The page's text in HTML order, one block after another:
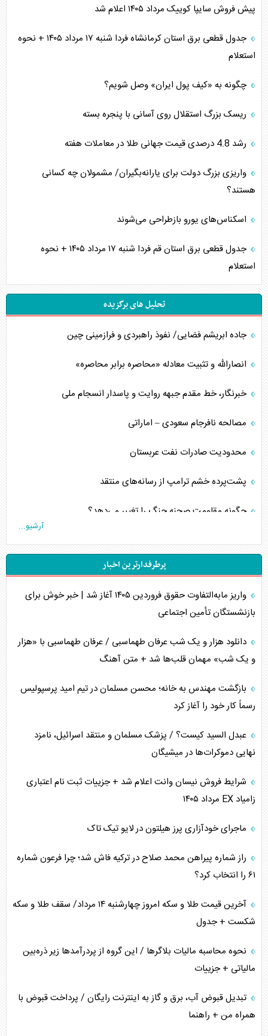
پیش فروش سایپا کوییک مرداد ۱۴۰۵ اعلام شد
جدول قطعی برق استان کرمانشاه فردا شنبه ۱۷ مرداد ۱۴۰۵ + نحوه
استعلام
چگونه به «کیف پول ایران» وصل شویم؟
ریسک بزرگ استقلال روی آسانی با پنجره بسته
رشد 4.8 درصدی قیمت جهانی طلا در معاملات هفته
واریزی بزرگ دولت برای یارانه‌بگیران/ مشمولان چه کسانی
هستند؟
اسکناس‌های یورو بازطراحی می‌شوند
جدول قطعی برق استان قم فردا شنبه ۱۷ مرداد ۱۴۰۵ + نحوه
استعلام
تحلیل های برگزیده
جاده ابریشم فضایی/ نفوذ راهبردی و فرازمینی چین
انصارالله و تثبیت معادله «محاصره برابر محاصره»
خبرنگار، خط مقدم جبهه روایت و پاسدار انسجام ملی
مصالحه نافرجام سعودی – اماراتی
محدودیت صادرات نفت عربستان
پشت‌پرده خشم ترامپ از رسانه‌های منتقد
چگونه مقاومت صحنه جنگ را تغییر می‌دهد؟
تحلیل جامع پدیده تراستی‌ها
تأثیر جنگ ایران و آمریکا بر اقتصاد جهانی
اربعین، کابوس مشترک تل‌آویو-واشنگتن
برنامه هفتم توسعه در نقطه کور سیاستگذاری
کنوانسیون دریای خزر در راستای منافع ملی است؟
اوکراین بازوی مخرب آمریکا در غرب آسیا
اهمیت راهبردی اردن برای آمریکا
پیام، ظرفیت بالفعل‌نشده تجارت ایران
همسویی عربستان با سنتکام علیه متحدان ایران
ترامپ و توهم خلع سلاح حماس
آرشیو...
پرطرفدارترین اخبار
واریز مابه‌التفاوت حقوق فروردین ۱۴۰۵ آغاز شد | خبر خوش برای
بازنشستگان تأمین اجتماعی
دانلود هزار و یک شب عرفان طهماسبی / عرفان طهماسبی با «هزار
و یک شب» مهمان قلب‌ها شد + متن آهنگ
بازگشت مهندس به خانه؛ محسن مسلمان در تیم امید پرسپولیس
رسماً کار خود را آغاز کرد
عبدل السید کیست؟ / پزشک مسلمان و منتقد اسرائیل، نامزد
نهایی دموکرات‌ها در میشیگان
شرایط فروش نیسان وانت اعلام شد + جزییات ثبت نام اعتباری
زامیاد EX مرداد ۱۴۰۵
ماجرای خودآزاری پرز هیلتون در لایو تیک تاک
راز شماره پیراهن محمد صلاح در ترکیه فاش شد؛ چرا فرعون شماره
۶۱ را انتخاب کرد؟
آخرین قیمت طلا و سکه امروز چهارشنبه ۱۴ مرداد/ سقف طلا و سکه
شکست + جدول
نحوه محاسبه مالیات بلاگر‌ها / این گروه از پردرآمد‌ها زیر ذره‌بین
مالیاتی + جزییات
تبدیل قبوض آب، برق و گاز به اینترنت رایگان / پرداخت قبوض با
همراه من + راهنما